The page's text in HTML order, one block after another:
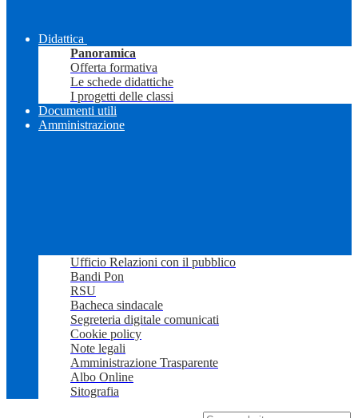
Didattica
Panoramica
Offerta formativa
Le schede didattiche
I progetti delle classi
Documenti utili
Amministrazione
Ufficio Relazioni con il pubblico
Bandi Pon
RSU
Bacheca sindacale
Segreteria digitale comunicati
Cookie policy
Note legali
Amministrazione Trasparente
Albo Online
Sitografia